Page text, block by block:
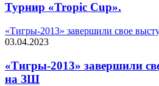
Турнир «Tropic Cup».
«Тигры-2013» завершили свое
03.04.2023
«Тигры-2013» завершили
на ЗШ